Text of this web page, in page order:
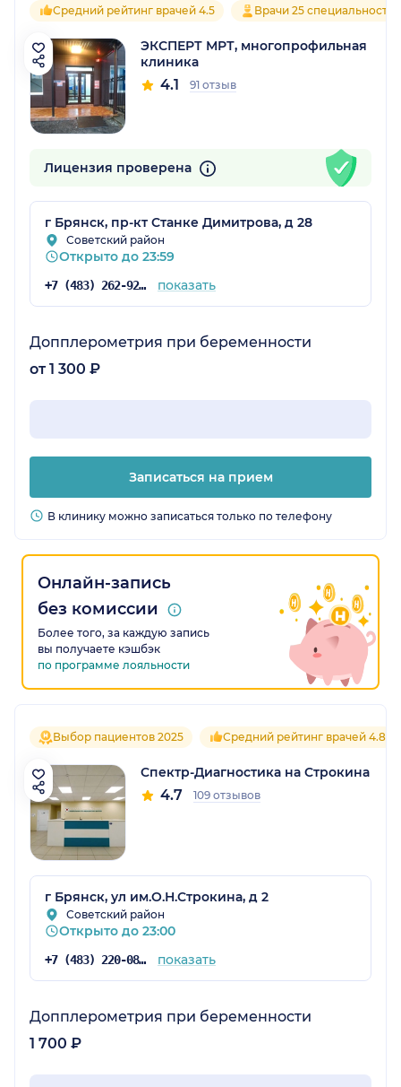
Средний рейтинг врачей 4.5 Врачи 25 специальностей
ЭКСПЕРТ МРТ, многопрофильная
клиника
4.1 91 отзыв
Лицензия проверена
г Брянск, пр-кт Станке Димитрова, д 28
Советский район
Открыто до 23:59
+7 (483) 262-92-04 показать
Допплерометрия при беременности
от 1 300 ₽
Записаться на прием
В клинику можно записаться только по телефону
Онлайн-запись
без комиссии
Более того, за каждую запись
вы получаете кэшбэк
по программе лояльности
Выбор пациентов 2025 Средний рейтинг врачей 4.8
Спектр-Диагностика на Строкина
4.7 109 отзывов
г Брянск, ул им.О.Н.Строкина, д 2
Советский район
Открыто до 23:00
+7 (483) 220-08-19 показать
Допплерометрия при беременности
1 700 ₽